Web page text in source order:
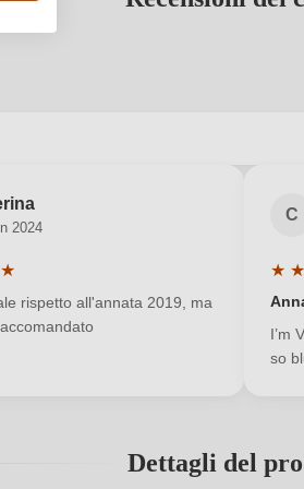
2024
★
media di 5 su 5 stelle
rispetto all'annata 2019, ma
C
★ ★
I’m
so
Dettagli del